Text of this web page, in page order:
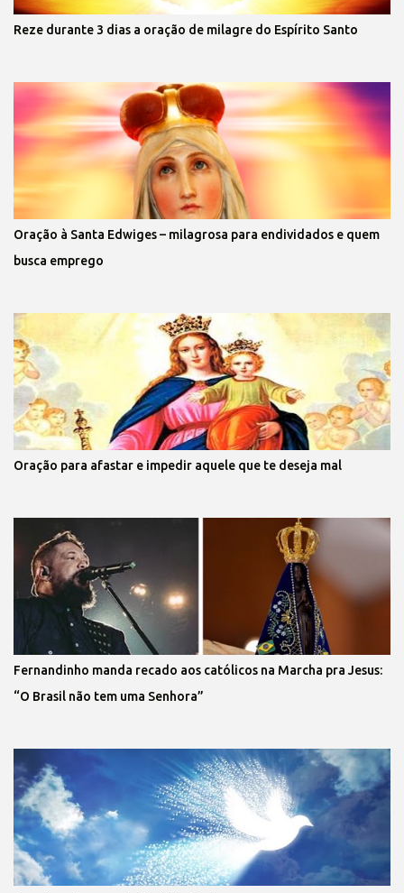
Reze durante 3 dias a oração de milagre do Espírito Santo
Oração à Santa Edwiges – milagrosa para endividados e quem
busca emprego
Oração para afastar e impedir aquele que te deseja mal
Fernandinho manda recado aos católicos na Marcha pra Jesus:
“O Brasil não tem uma Senhora”